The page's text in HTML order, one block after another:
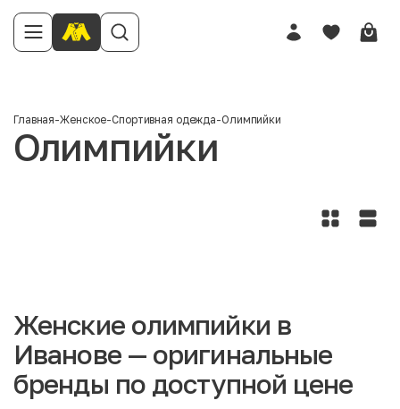
Главная-Женское-Спортивная одежда-Олимпийки
Олимпийки
Женские олимпийки в
Иванове — оригинальные
бренды по доступной цене